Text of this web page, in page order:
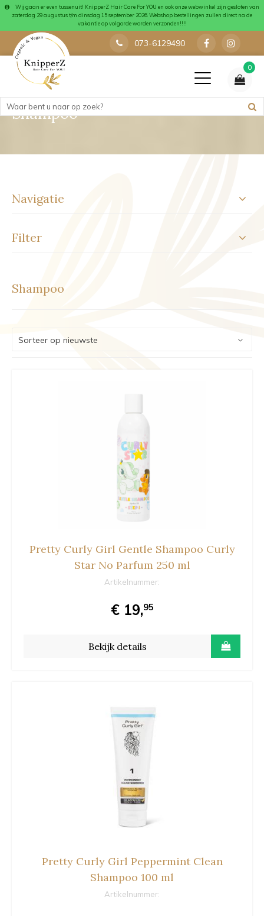
Wij gaan er even tussenuit! KnipperZ Hair Care For YOU en ook onze webwinkel zijn gesloten van
zaterdag 29 augustus t/m dinsdag 15 september 2026. Webshop bestellingen zullen direct na de
vakantie op volgorde worden verzonden!!!!
073-6129490
0
Shampoo
Navigatie
Filter
Shampoo
Pretty Curly Girl Gentle Shampoo Curly
Star No Parfum 250 ml
Artikelnummer:
€ 19,95
Bekijk details
Pretty Curly Girl Peppermint Clean
Shampoo 100 ml
Artikelnummer: